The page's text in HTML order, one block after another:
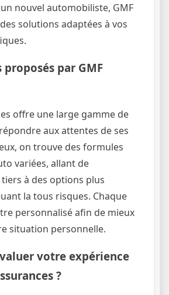
nouvel automobiliste, GMF
solutions adaptées à vos
proposés par GMF
offre une large gamme de
aux attentes de ses
on trouve des formules
variées, allant de
tiers à des options plus
la tous risques. Chaque
personnalisé afin de mieux
situation personnelle.
votre expérience
?